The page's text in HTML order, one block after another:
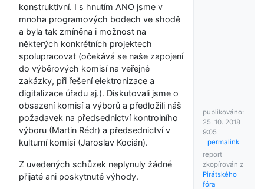
konstruktivní. I s hnutím ANO jsme v
mnoha programových bodech ve shodě
a byla tak zmíněna i možnost na
některých konkrétních projektech
spolupracovat (očekává se naše zapojení
do výběrových komisí na veřejné
zakázky, při řešení elektronizace a
digitalizace úřadu aj.). Diskutovali jsme o
obsazení komisí a výborů a předložili náš
požadavek na předsednictví kontrolního
výboru (Martin Rédr) a předsednictví v
kulturní komisi (Jaroslav Kocián).
Z uvedených schůzek neplynuly žádné
přijaté ani poskytnuté výhody.
publikováno:
25. 10. 2018
9:05
permalink
report
zkopírován z
Pirátského
fóra